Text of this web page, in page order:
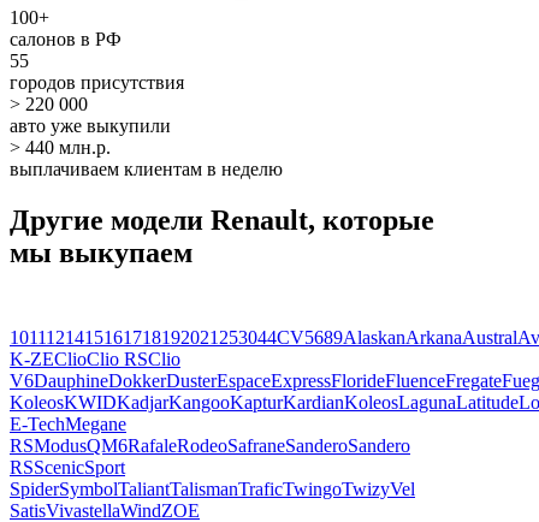
100+
салонов в РФ
55
городов присутствия
> 220 000
авто уже выкупили
> 440 млн.р.
выплачиваем клиентам в неделю
Другие модели Renault, которые
мы выкупаем
1011121415161718192021 253044CV5689AlaskanArkanaAustral
K-ZEClioClio RSClio
V6DauphineDokkerDusterEspaceExpressFlorideFluenceFregate
KoleosKWIDKadjarKangooKapturKardianKoleosLagunaLatitude
E-TechMegane
RSModusQM6RafaleRodeoSafraneSanderoSandero
RSScenicSport
SpiderSymbolTaliantTalismanTraficTwingoTwizyVel
SatisVivastellaWindZOE